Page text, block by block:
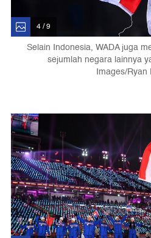
4 / 9
Selain Indonesia, WADA juga
sejumlah negara lainnya
Images/Ryan